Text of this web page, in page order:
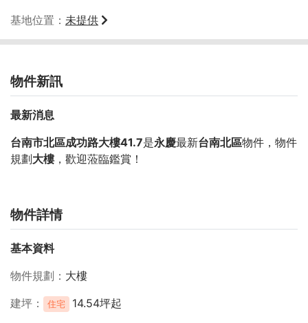
基地位置
未提供
物件新訊
最新消息
台南市北區成功路大樓41.7是永慶最新台南北區物件，物件
規劃大樓，歡迎蒞臨鑑賞！
物件詳情
基本資料
物件規劃
大樓
建坪
住宅 14.54坪起